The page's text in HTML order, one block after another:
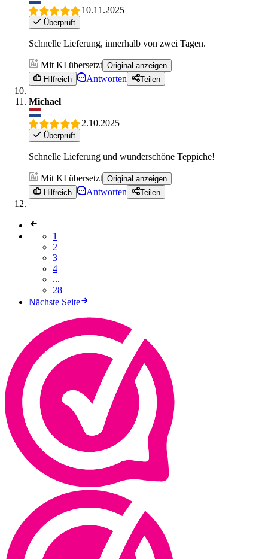
10.11.2025
Überprüft
Schnelle Lieferung, innerhalb von zwei Tagen.
Mit KI übersetzt Original anzeigen
Hilfreich
Antworten Teilen
Michael
2.10.2025
Überprüft
Schnelle Lieferung und wunderschöne Teppiche!
Mit KI übersetzt Original anzeigen
Hilfreich
Antworten Teilen
1
2
3
4
...
28
Nächste Seite